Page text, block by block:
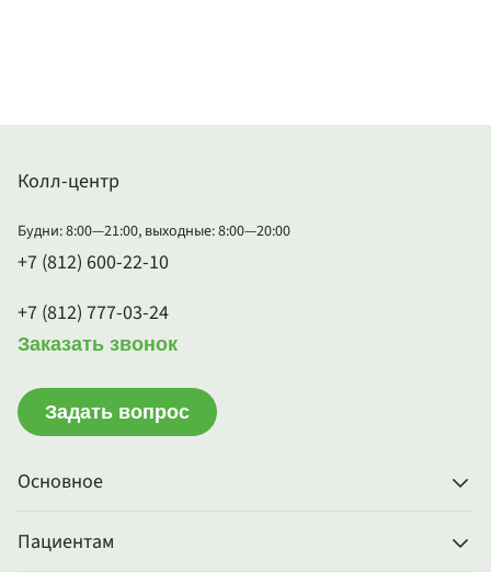
Основное
Пациентам
Колл-центр
Будни: 8:00—21:00, выходные: 8:00—20:00
+7 (812) 600-22-10
+7 (812) 777-03-24
Заказать звонок
Задать вопрос